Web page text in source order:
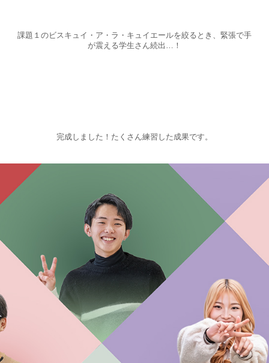
課題１のビスキュイ・ア・ラ・キュイエールを絞るとき、緊張で手
が震える学生さん続出…！
完成しました！たくさん練習した成果です。